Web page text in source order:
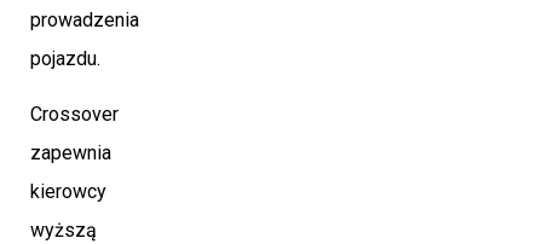
prowadzenia
pojazdu.
Crossover
zapewnia
kierowcy
wyższą